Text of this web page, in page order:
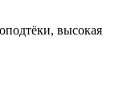
высокая